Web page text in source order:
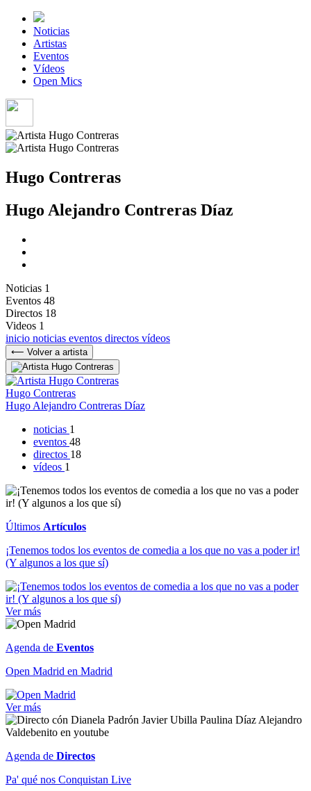
Noticias
Artistas
Eventos
Vídeos
Open Mics
Hugo Contreras
Hugo Alejandro Contreras Díaz
Noticias 1
Eventos 48
Directos 18
Videos 1
inicio noticias eventos directos vídeos
⟵ Volver a artista
Hugo Contreras
Hugo Alejandro Contreras Díaz
noticias 1
eventos 48
directos 18
vídeos 1
Últimos Artículos
¡Tenemos todos los eventos de comedia a los que no vas a poder ir!
(Y algunos a los que sí)
Ver más
Agenda de Eventos
Open Madrid en Madrid
Ver más
Agenda de Directos
Pa' qué nos Conquistan Live